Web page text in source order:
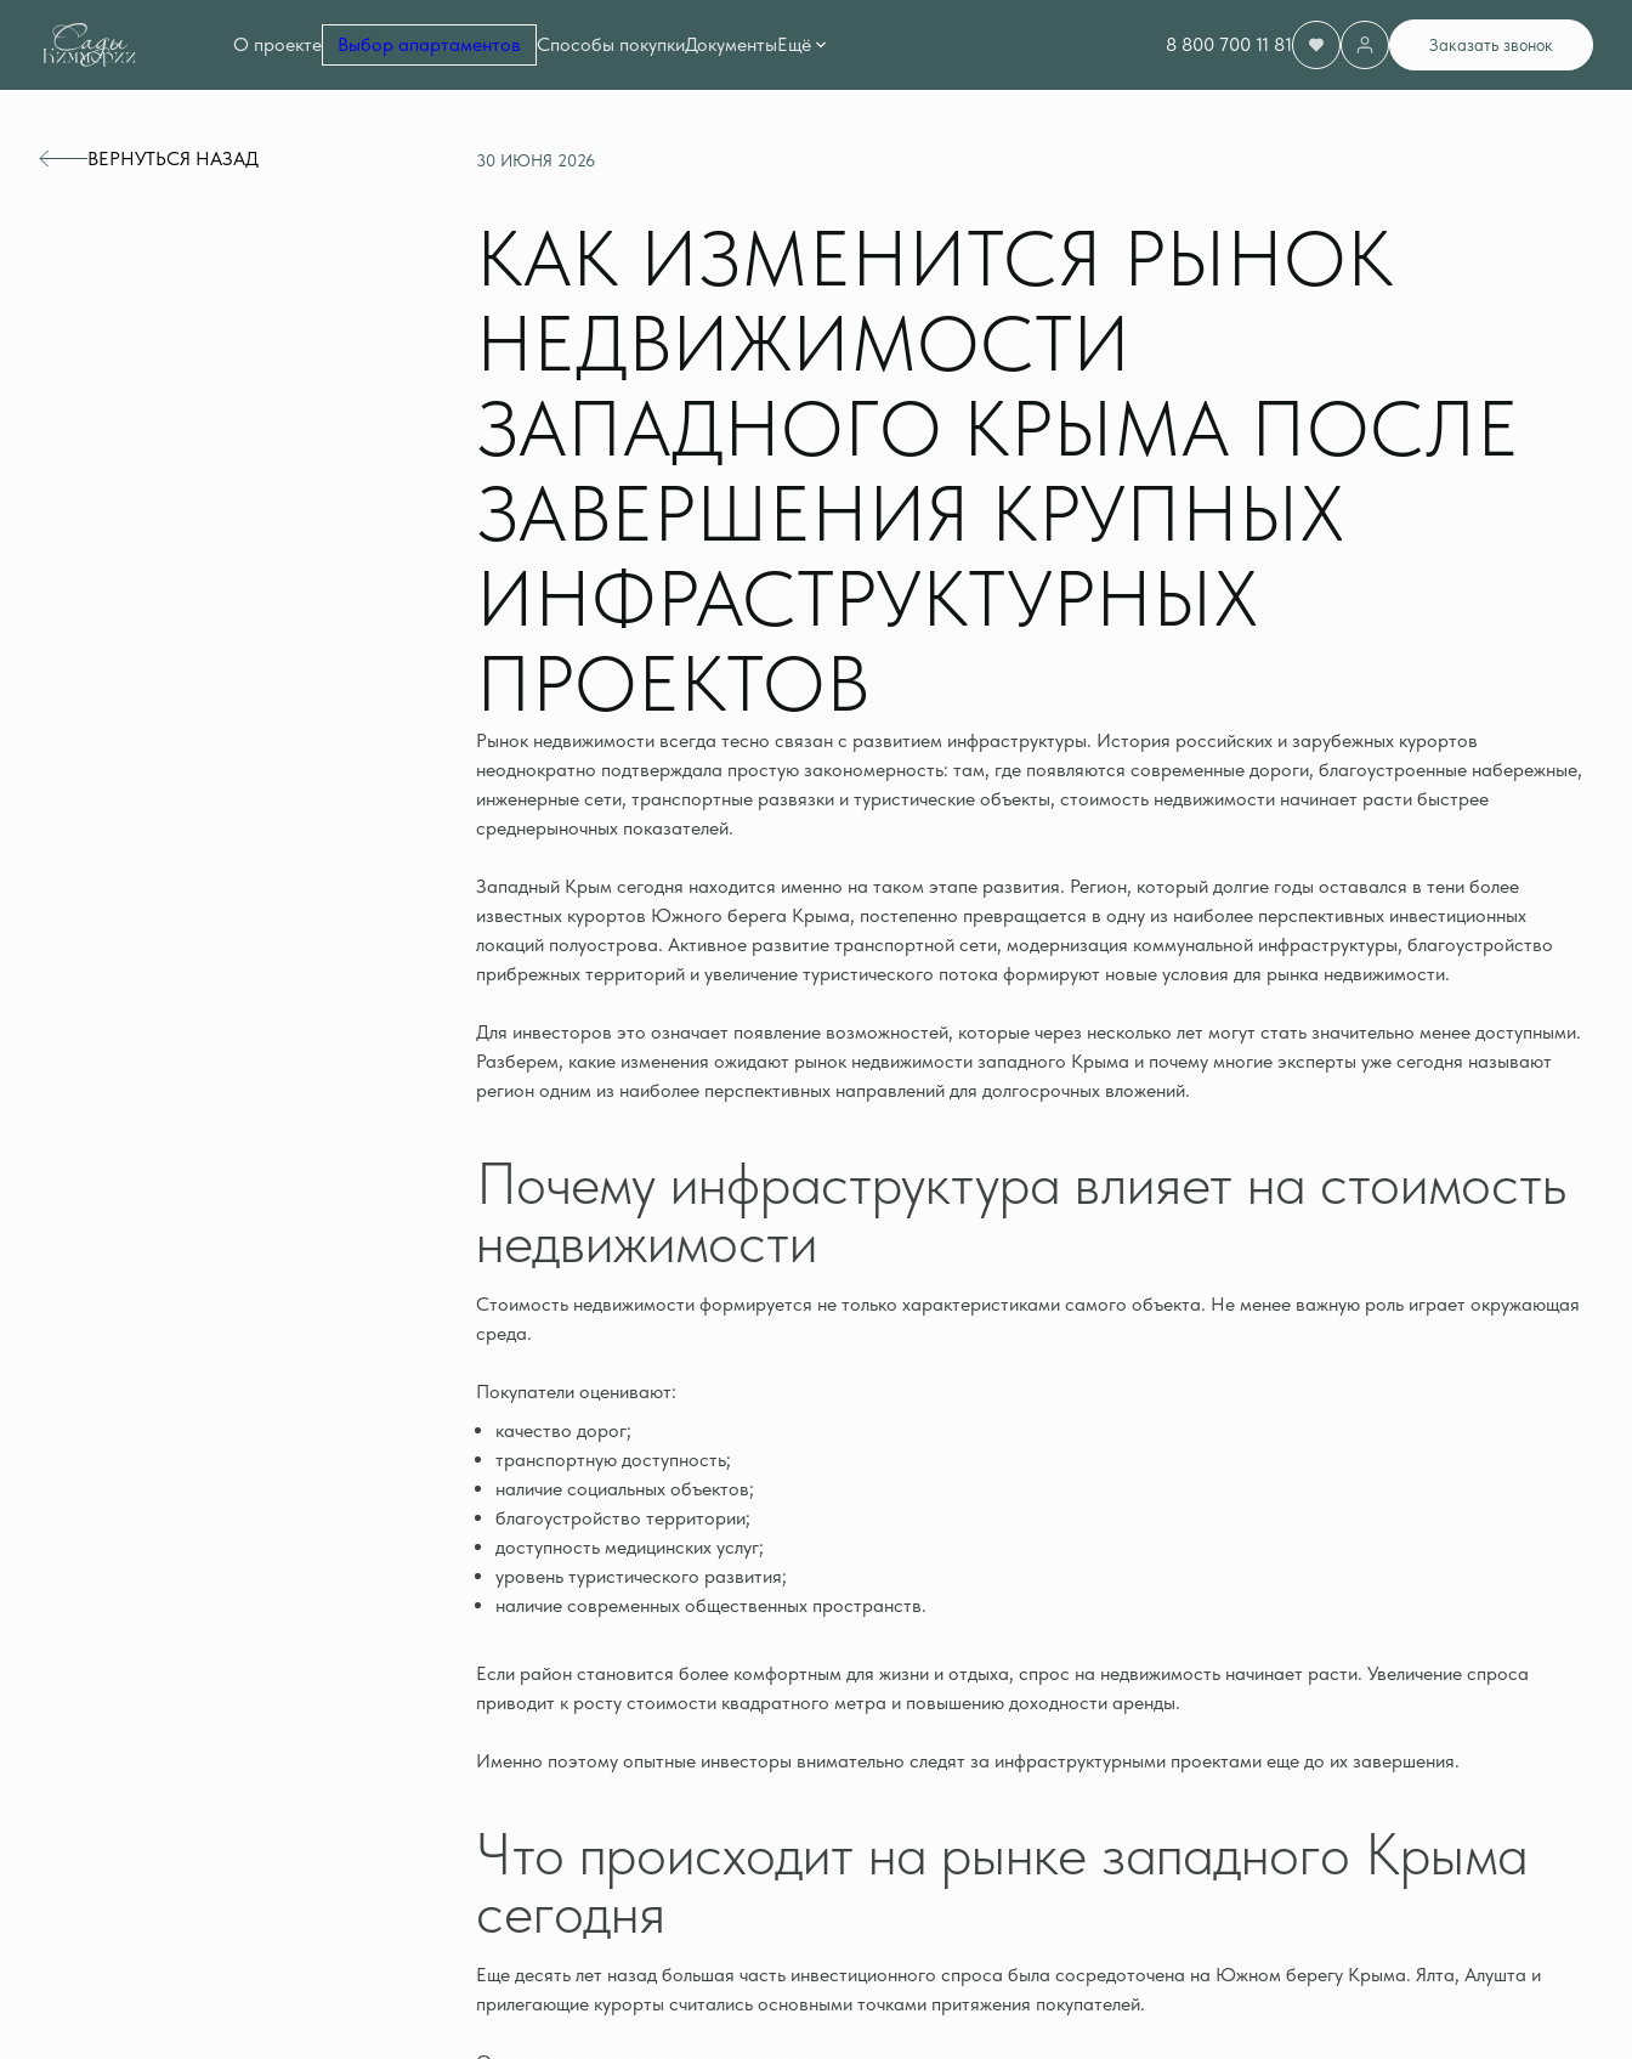
О проекте Выбор апартаментов Способы покупкиДокументыЕщё 8 800 700 11 81 Заказать звонок
ВЕРНУТЬСЯ НАЗАД 30 ИЮНЯ 2026
КАК ИЗМЕНИТСЯ РЫНОК
НЕДВИЖИМОСТИ
ЗАПАДНОГО КРЫМА ПОСЛЕ
ЗАВЕРШЕНИЯ КРУПНЫХ
ИНФРАСТРУКТУРНЫХ
ПРОЕКТОВ
Рынок недвижимости всегда тесно связан с развитием инфраструктуры. История российских и зарубежных курортов
неоднократно подтверждала простую закономерность: там, где появляются современные дороги, благоустроенные набережные,
инженерные сети, транспортные развязки и туристические объекты, стоимость недвижимости начинает расти быстрее
среднерыночных показателей.
Западный Крым сегодня находится именно на таком этапе развития. Регион, который долгие годы оставался в тени более
известных курортов Южного берега Крыма, постепенно превращается в одну из наиболее перспективных инвестиционных
локаций полуострова. Активное развитие транспортной сети, модернизация коммунальной инфраструктуры, благоустройство
прибрежных территорий и увеличение туристического потока формируют новые условия для рынка недвижимости.
Для инвесторов это означает появление возможностей, которые через несколько лет могут стать значительно менее доступными.
Разберем, какие изменения ожидают рынок недвижимости западного Крыма и почему многие эксперты уже сегодня называют
регион одним из наиболее перспективных направлений для долгосрочных вложений.
Почему инфраструктура влияет на стоимость
недвижимости
Стоимость недвижимости формируется не только характеристиками самого объекта. Не менее важную роль играет окружающая
среда.
Покупатели оценивают:
качество дорог;
транспортную доступность;
наличие социальных объектов;
благоустройство территории;
доступность медицинских услуг;
уровень туристического развития;
наличие современных общественных пространств.
Если район становится более комфортным для жизни и отдыха, спрос на недвижимость начинает расти. Увеличение спроса
приводит к росту стоимости квадратного метра и повышению доходности аренды.
Именно поэтому опытные инвесторы внимательно следят за инфраструктурными проектами еще до их завершения.
Что происходит на рынке западного Крыма
сегодня
Еще десять лет назад большая часть инвестиционного спроса была сосредоточена на Южном берегу Крыма. Ялта, Алушта и
прилегающие курорты считались основными точками притяжения покупателей.